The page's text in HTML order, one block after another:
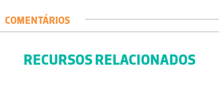
COMENTÁRIOS
RECURSOS RELACIONADOS